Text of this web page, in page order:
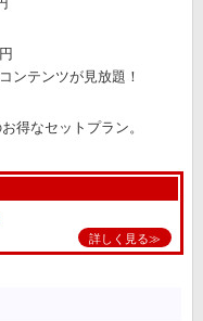
ンテンツが見放題！
得なセットプラン。
詳しく見る≫